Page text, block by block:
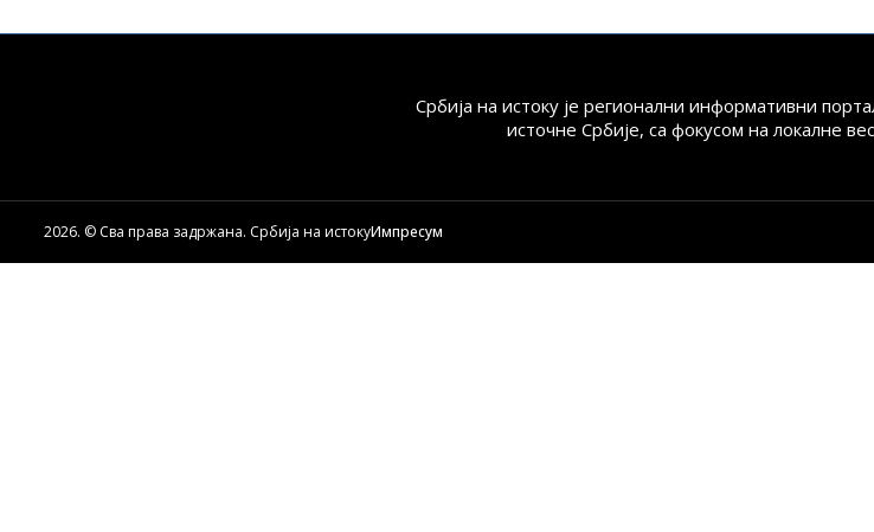
Србија на истоку је регионални информативни
источне Србије, са фокусом на локалне
2026. © Сва права задржана. Србија на истокуИмпресум